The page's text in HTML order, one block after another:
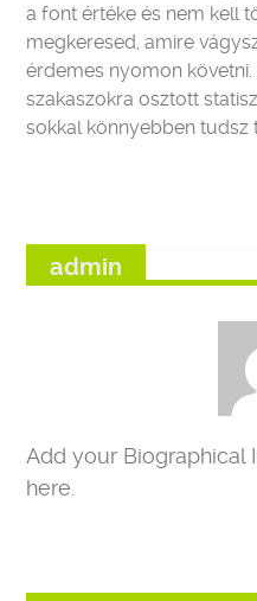
a font értéke és nem kell
megkeresed, amire
érdemes nyomon
szakaszokra osztott
sokkal könnyebben tudsz
admin
Add your Biographical
here.